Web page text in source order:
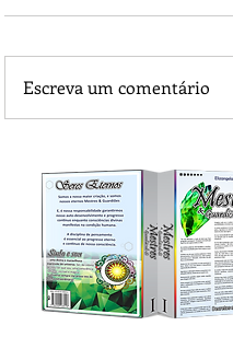
Piá Lava Jato, de Juara,
Instalação e Operação
Escreva um comentário